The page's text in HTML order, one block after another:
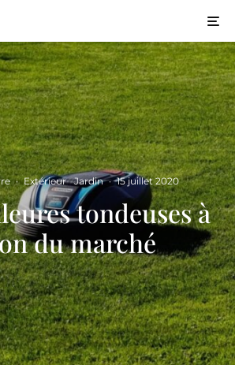
· Extérieur Jardin · 15 juillet 2020
tondeuses à
du marché